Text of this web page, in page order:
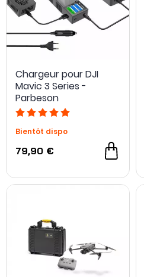
Chargeur pour DJI
Mavic 3 Series -
Parbeson
Bientôt dispo
79,90 €